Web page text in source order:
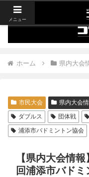
ホーム 県内大会
市民大会 県内大会
ダブルス
団体戦
浦添市バドミントン協会
【県内大会情
回浦添市バドミ
メニュー